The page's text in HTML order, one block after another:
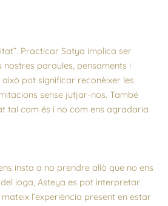
Practicar Satya implica ser
nostres paraules, pensaments i
pot significar reconèixer les
sense jutjar-nos. També
tal com és i no com ens agradaria
insta a no prendre allò que no ens
ioga, Asteya es pot interpretar
l’experiència present en estar